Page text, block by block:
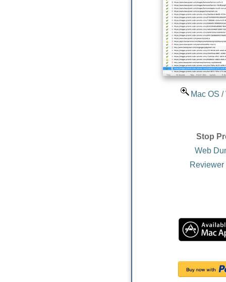
Mac OS /
Stop
Web
Reviewer